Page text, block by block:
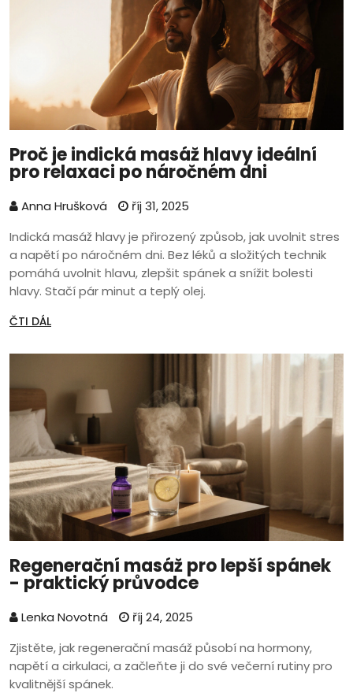
Proč je indická masáž hlavy ideální
pro relaxaci po náročném dni
Anna Hrušková
říj 31, 2025
Indická masáž hlavy je přirozený způsob, jak uvolnit stres
a napětí po náročném dni. Bez léků a složitých technik
pomáhá uvolnit hlavu, zlepšit spánek a snížit bolesti
hlavy. Stačí pár minut a teplý olej.
ČTI DÁL
Regenerační masáž pro lepší spánek
- praktický průvodce
Lenka Novotná
říj 24, 2025
Zjistěte, jak regenerační masáž působí na hormony,
napětí a cirkulaci, a začleňte ji do své večerní rutiny pro
kvalitnější spánek.